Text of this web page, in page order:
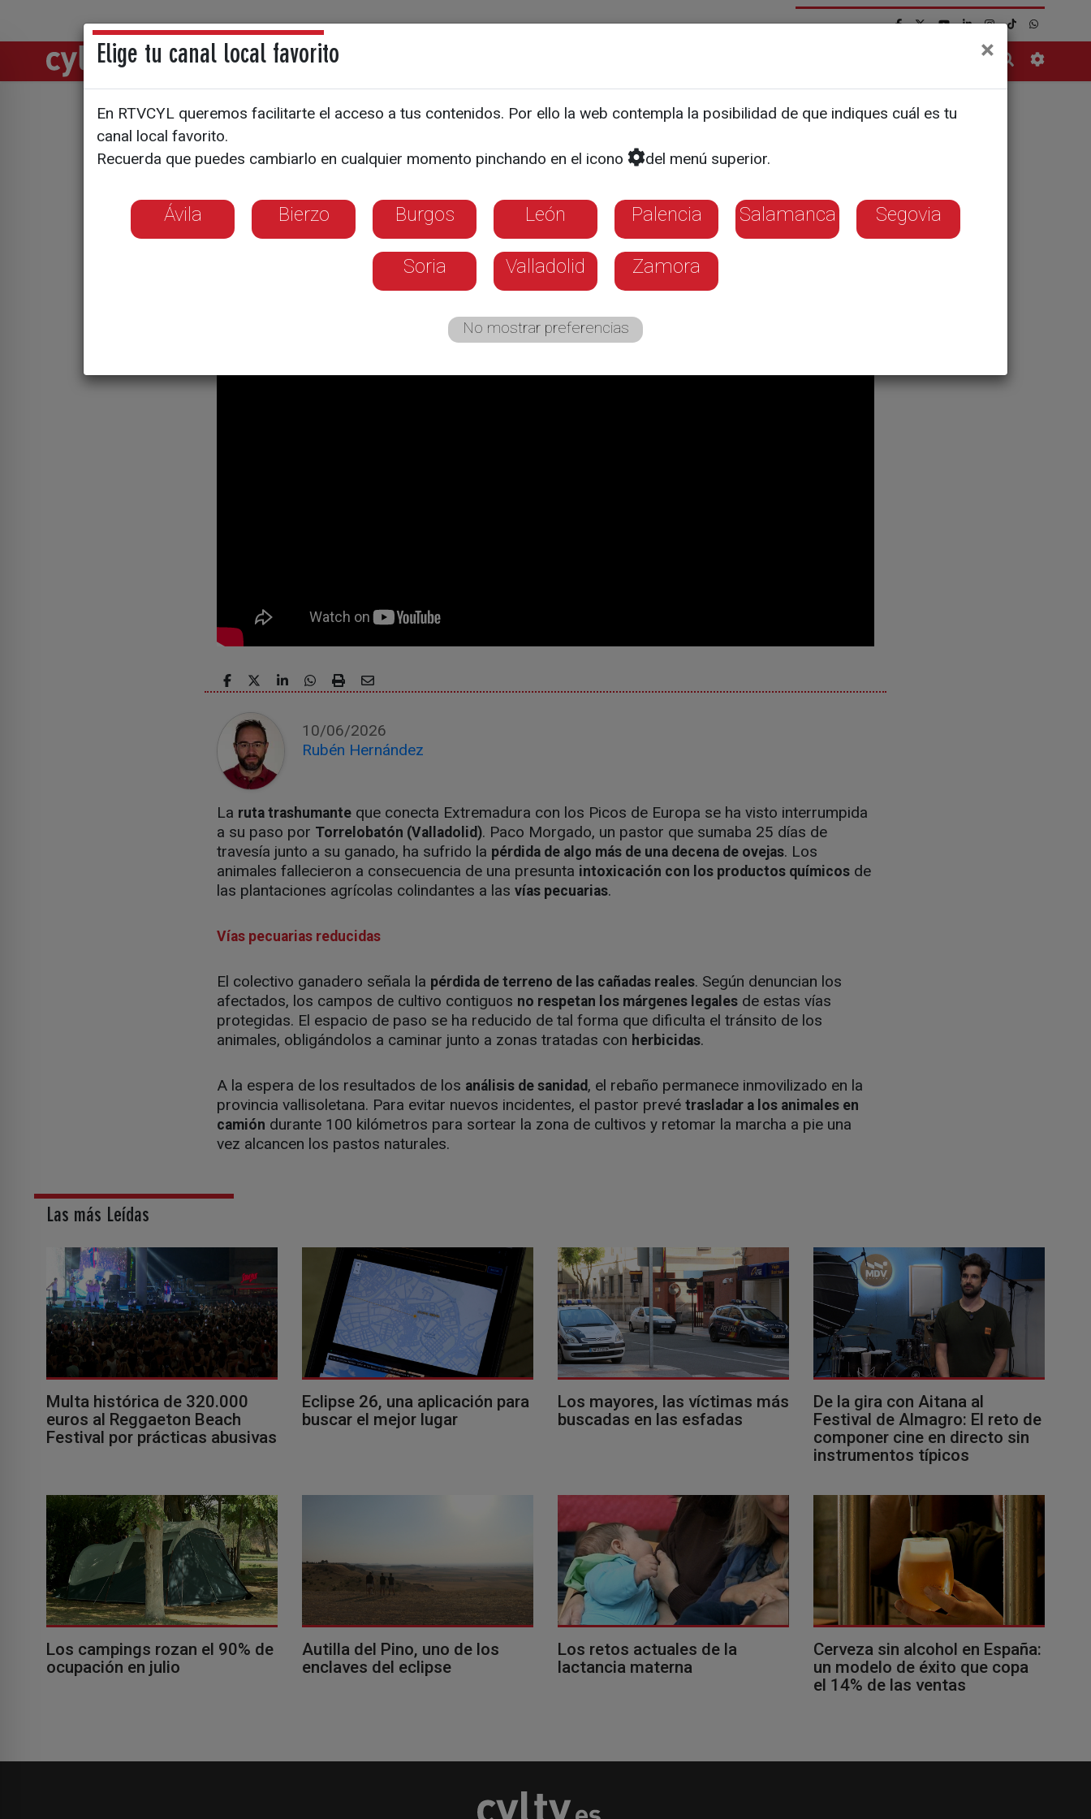
Directos Noticias
Mueren una decena de ovejas intoxicadas en
una vía pecuaria a su paso por Valladolid
Un pastor trashumante denuncia que los cultivos agrícolas invaden las
cañadas e imposibilitan el paso seguro del ganado
10/06/2026
Rubén Hernández
La ruta trashumante que conecta Extremadura con los Picos de Europa se ha visto interrumpida
a su paso por Torrelobatón (Valladolid). Paco Morgado, un pastor que sumaba 25 días de
travesía junto a su ganado, ha sufrido la pérdida de algo más de una decena de ovejas. Los
animales fallecieron a consecuencia de una presunta intoxicación con los productos químicos de
las plantaciones agrícolas colindantes a las vías pecuarias.
Vías pecuarias reducidas
El colectivo ganadero señala la pérdida de terreno de las cañadas reales. Según denuncian los
afectados, los campos de cultivo contiguos no respetan los márgenes legales de estas vías
protegidas. El espacio de paso se ha reducido de tal forma que dificulta el tránsito de los
animales, obligándolos a caminar junto a zonas tratadas con herbicidas.
A la espera de los resultados de los análisis de sanidad , el rebaño permanece inmovilizado en la
provincia vallisoletana. Para evitar nuevos incidentes, el pastor prevé trasladar a los animales en
camión durante 100 kilómetros para sortear la zona de cultivos y retomar la marcha a pie una
vez alcancen los pastos naturales.
Las más Leídas
Multa histórica de 320.000
euros al Reggaeton Beach
Festival por prácticas abusivas
Eclipse 26, una aplicación para
buscar el mejor lugar
Los mayores, las víctimas más
buscadas en las esfadas
De la gira con Aitana al
Festival de Almagro: El reto de
componer cine en directo sin
instrumentos típicos
Los campings rozan el 90% de
ocupación en julio
Autilla del Pino, uno de los
enclaves del eclipse
Los retos actuales de la
lactancia materna
Cerveza sin alcohol en España:
un modelo de éxito que copa
el 14% de las ventas
Elige tu canal local favorito ×
En RTVCYL queremos facilitarte el acceso a tus contenidos. Por ello la web contempla la posibilidad de que indiques cuál es tu
canal local favorito.
Recuerda que puedes cambiarlo en cualquier momento pinchando en el icono
del menú superior.
Ávila Bierzo Burgos León Palencia Salamanca Segovia
Soria Valladolid Zamora
No mostrar preferencias